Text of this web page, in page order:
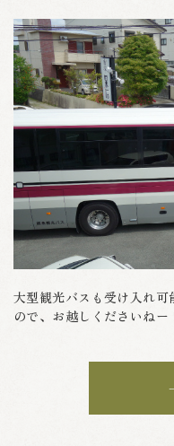
大型観光バスも受け入れ
ので、お越しくださいねー